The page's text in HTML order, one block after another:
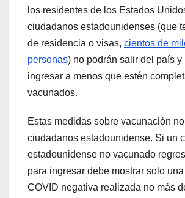
los residentes de los Estados
ciudadanos estadounidenses (que
de residencia o visas, cientos de
personas) no podrán salir del país
ingresar a menos que estén
vacunados.
Estas medidas sobre vacunación
ciudadanos estadounidense. Si un
estadounidense no vacunado
para ingresar debe mostrar solo
COVID negativa realizada no más